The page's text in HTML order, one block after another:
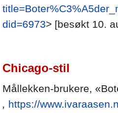
did=6973> [besøkt 10.
Chicago-stil
Mållekken-brukere,
, https://